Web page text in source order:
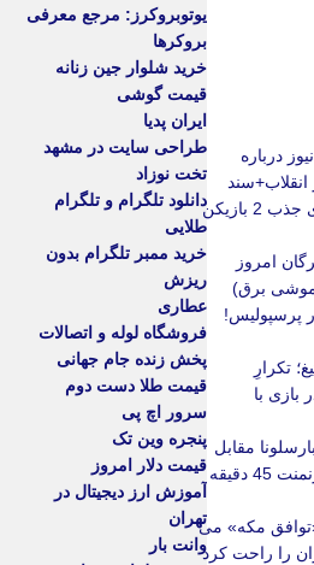
درباره
پیشنهاد سپاهان برای جذب 2 بازیکن
امروز
پرسپولیس!
تکرارِ
بازی با
مقابل
ناتینگام و اودینزه/ تورنمنت 45 دقیقه
مکه» می
را راحت کرد
یوتوبروکرز: مرجع معرفی
بروکرها
خرید شلوار جین زنانه
قیمت گوشی
ایران پدیا
طراحی سایت در مشهد
تخت نوزاد
دانلود تلگرام و تلگرام
طلایی
خرید ممبر تلگرام بدون
ریزش
عطاری
فروشگاه لوله و اتصالات
پخش زنده جام جهانی
قیمت طلا دست دوم
سرور اچ پی
پنجره وین تک
قیمت دلار امروز
آموزش ارز دیجیتال در
تهران
وانت بار